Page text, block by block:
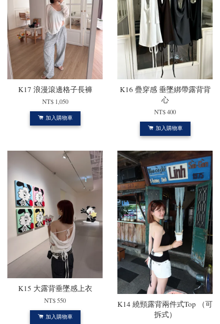
K17 浪漫滾邊格子長褲
NT$ 1,050
加入購物車
K16 疊穿感 垂墜綁帶露背背
心
NT$ 400
加入購物車
K15 大露背垂墜感上衣
NT$ 550
加入購物車
K14 繞頸露背兩件式Top （可
拆式）